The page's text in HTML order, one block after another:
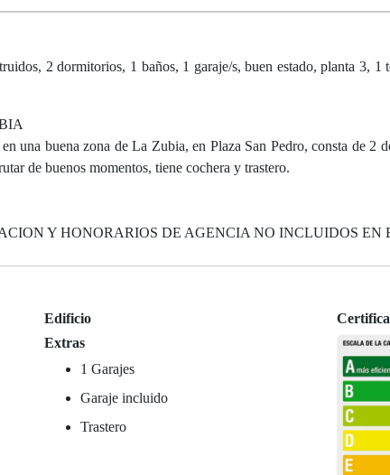
2 dormitorios, 1 baños, 1 garaje/s, buen estado, planta 3, 1
una buena zona de La Zubia, en Plaza San Pedro, consta de 2
de buenos momentos, tiene cochera y trastero.
Y HONORARIOS DE AGENCIA NO INCLUIDOS EN
Edificio
Extras
1 Garajes
Garaje incluido
Trastero